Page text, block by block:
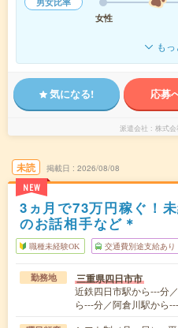
女性
も
気になる! 応募
派遣会社 株式会
未読
NEW
掲載日 2026/08/08
3ヵ月で73万円稼ぐ！
のお話相手など＊
職種未経験OK 交通費別途支給あり
勤務地 三重県四日市市
近鉄四日市駅から---分
ら---分／阿倉川駅から